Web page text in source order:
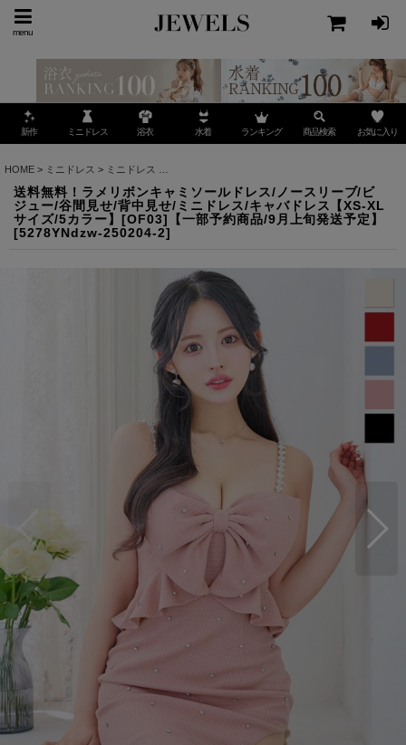
menu
新作 ミニドレス 浴衣 水着 ランキング 商品検索 お気に入り
HOME > ミニドレス > ミニドレス
送料無料！ラメリボンキャミソールドレス/ノースリーブ/ビ
ジュー/谷間見せ/背中見せ/ミニドレス/キャバドレス【XS-XL
サイズ/5カラー】[OF03]【一部予約商品/9月上旬発送予定】
[5278YNdzw-250204-2]